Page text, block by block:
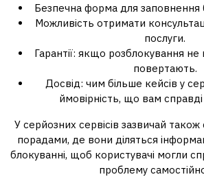
Безпечна форма для заповнення
Можливість отримати
послуги.
Гарантії: якщо розблокування
повертають.
Досвід: чим більше кейсів у
ймовірність, що вам
У серйозних сервісів зазвичай також
порадами, де вони діляться
блокуванні, щоб користувачі могли
проблему